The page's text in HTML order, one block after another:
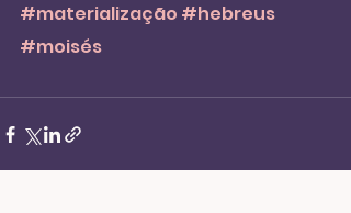
#materialização #hebreus
#moisés